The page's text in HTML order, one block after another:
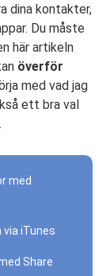
dina kontakter,
Du måste
här artikeln
överför
med vad jag
ett bra val
.
med
iTunes
Share